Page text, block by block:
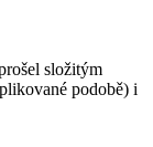
složitým
podobě) i